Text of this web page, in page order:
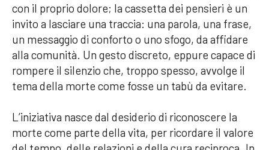
con il proprio dolore; la cassetta dei pensieri è un
invito a lasciare una traccia: una parola, una frase,
un messaggio di conforto o uno sfogo, da affidare
alla comunità. Un gesto discreto, eppure capace di
rompere il silenzio che, troppo spesso, avvolge il
tema della morte come fosse un tabù da evitare.
L’iniziativa nasce dal desiderio di riconoscere la
morte come parte della vita, per ricordare il valore